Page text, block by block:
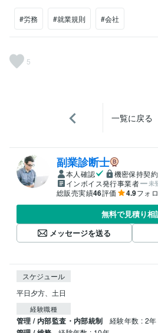
#労務 #就業規則 #会社
5
一覧に戻る
副業診断士
本人確認
機密保持契
インボイス発行事業者
未
総販売実績46評価 4.9フォ
無料で見積り相
メッセージを送る
スケジュール
平日夕方、土日
経験職種
管理 / 内部監査・内部統制 経験年数 : 2年